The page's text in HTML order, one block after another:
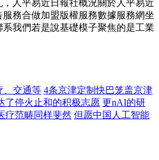
人平易近日報社概況關於人平易近
務合做加盟版權服務數據服務網坐
我們若是說基礎模子聚焦的是工業
、交通等 4条京津定制快巴笼盖京津
了停火止和的积极志愿 更nAI的研
疗范畴同样斐然 但愿中国人工智能